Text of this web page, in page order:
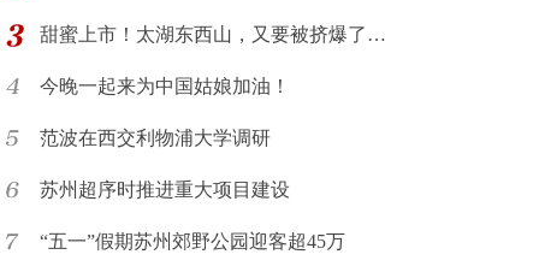
甜蜜上市！太湖东西山，又要被挤爆了…
今晚一起来为中国姑娘加油！
范波在西交利物浦大学调研
苏州超序时推进重大项目建设
“五一”假期苏州郊野公园迎客超45万